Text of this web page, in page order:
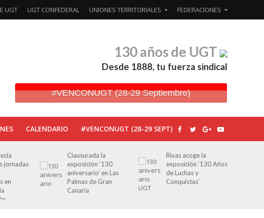
UGT UGT CONFEDERAL UNIONES TERRITORIALES FEDERACIONES
130 años de UGT
Desde 1888, tu fuerza sindical
#VENCONUGT (28-29 Septiembre)
CALENDARIO #VENCONUGT (28-29 SEPT)
la
Las
Rivas acoge la
exposición ‘130 Años
de Luchas y
Conquistas’
Javier Bueno, el
periodista asesinado
por Franco por sus
editoriales de prensa